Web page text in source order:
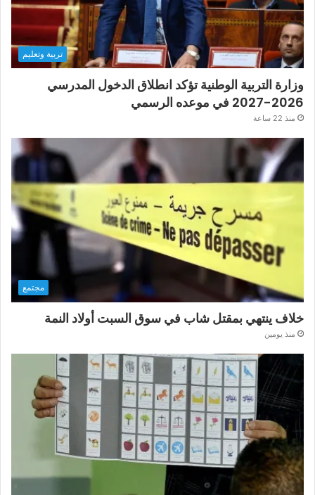
تربية وتعليم
وزارة التربية الوطنية تؤكد انطلاق الدخول المدرسي
2026-2027 في موعده الرسمي
منذ 22 ساعة
مجتمع
خلاف ينتهي بمقتل شاب في سوق السبت أولاد النمة
منذ يومين